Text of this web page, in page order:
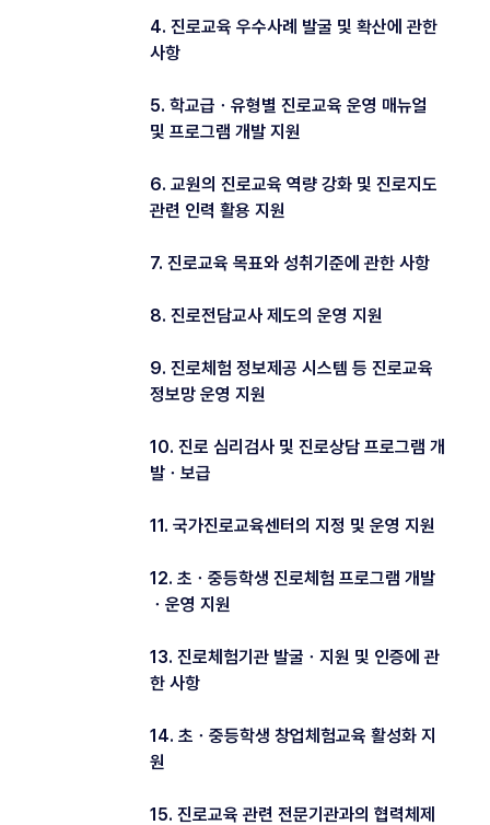
4. 진로교육 우수사례 발굴 및 확산에 관한
사항
5. 학교급ㆍ유형별 진로교육 운영 매뉴얼
및 프로그램 개발 지원
6. 교원의 진로교육 역량 강화 및 진로지도
관련 인력 활용 지원
7. 진로교육 목표와 성취기준에 관한 사항
8. 진로전담교사 제도의 운영 지원
9. 진로체험 정보제공 시스템 등 진로교육
정보망 운영 지원
10. 진로 심리검사 및 진로상담 프로그램 개
발ㆍ보급
11. 국가진로교육센터의 지정 및 운영 지원
12. 초ㆍ중등학생 진로체험 프로그램 개발
ㆍ운영 지원
13. 진로체험기관 발굴ㆍ지원 및 인증에 관
한 사항
14. 초ㆍ중등학생 창업체험교육 활성화 지
원
15. 진로교육 관련 전문기관과의 협력체제